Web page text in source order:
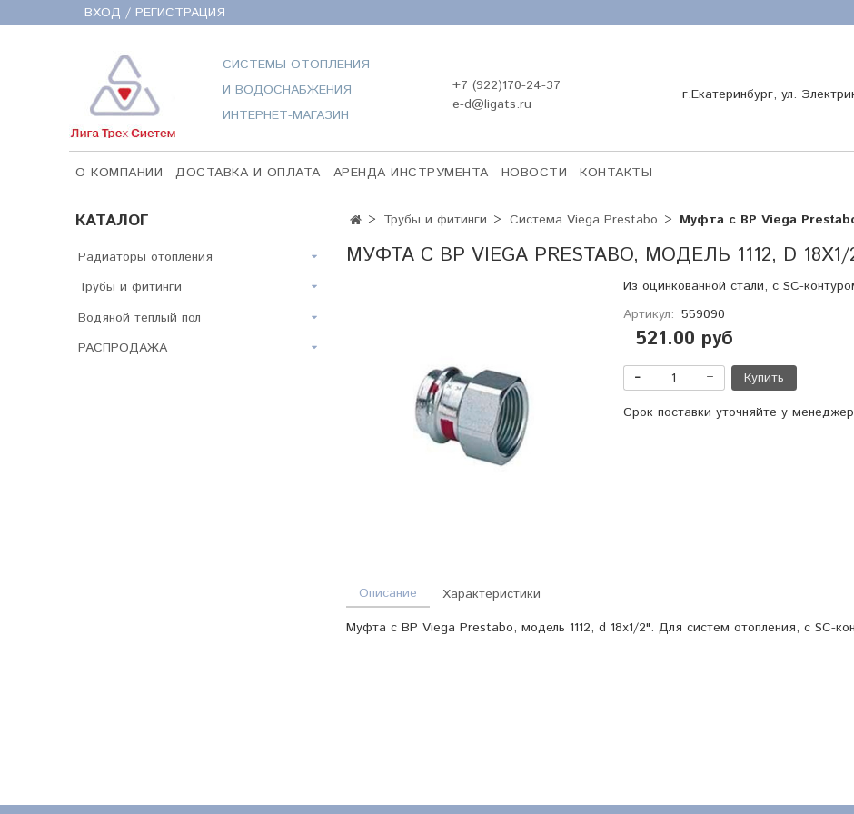
ВХОД / РЕГИСТРАЦИЯ
СИСТЕМЫ ОТОПЛЕНИЯ
И ВОДОСНАБЖЕНИЯ
ИНТЕРНЕТ-МАГАЗИН
+7 (922)170-24-37
e-d@ligats.ru
г.Екатеринбург, ул.
О КОМПАНИИ ДОСТАВКА И ОПЛАТА АРЕНДА ИНСТРУМЕНТА НОВОСТИ КОНТАКТЫ
Трубы и фитинги Система Viega Prestabo Муфта с ВР Viega
МУФТА С ВР VIEGA PRESTABO, МОДЕЛЬ 1112, D 18Х1/
Из оцинкованной стали, с SC-
Артикул: 559090
521.00 руб
Купить
Срок поставки уточняйте у
Описание
Муфта с ВР Viega Prestabo, модель 1112, d 18х1/2". Для систем отопления, с SC-
Характеристики
КАТАЛОГ
Радиаторы отопления
Трубы и фитинги
Водяной теплый пол
РАСПРОДАЖА